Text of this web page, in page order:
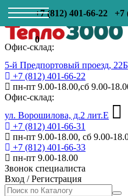
+7 (812) 401-66-22 +7
0
Офис-склад:
5-й Предпортовый проезд, 22Б
+7 (812) 401-66-22
пн-пт 9.00-18.00,сб 9.00-
Офис-склад:
ул. Ворошилова, д.2 лит.Е
+7 (812) 401-66-31
пн-пт 9.00-18.00, сб 9.00-
+7 (812) 401-66-33
пн-пт 9.00-18.00
Звонок специалиста
Вход /Регистрация